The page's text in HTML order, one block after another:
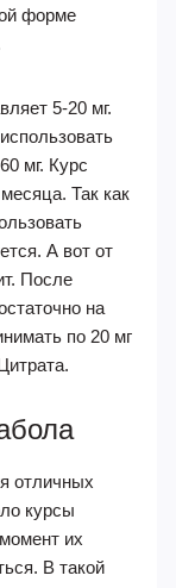
форме
5-20 мг.
мг. Курс
Так как
А вот от
После
на
по 20 мг
отличных
курсы
их
В такой